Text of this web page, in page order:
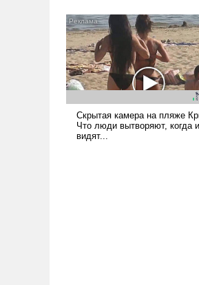
псевдонаучной фантастики,
стало всерьез обсуждаемой
идеей.